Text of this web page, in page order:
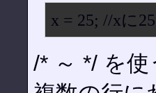
x = 25; //xに
/* ～ */ を